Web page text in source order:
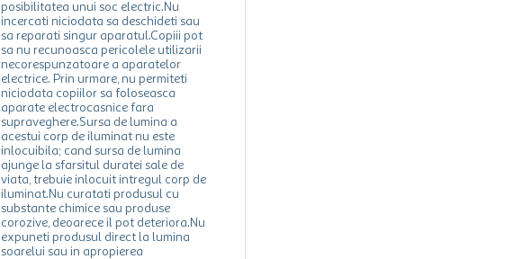
posibilitatea unui soc electric.Nu
incercati niciodata sa deschideti sau
sa reparati singur aparatul.Copiii pot
sa nu recunoasca pericolele utilizarii
necorespunzatoare a aparatelor
electrice. Prin urmare, nu permiteti
niciodata copiilor sa foloseasca
aparate electrocasnice fara
supraveghere.Sursa de lumina a
acestui corp de iluminat nu este
inlocuibila; cand sursa de lumina
ajunge la sfarsitul duratei sale de
viata, trebuie inlocuit intregul corp de
iluminat.Nu curatati produsul cu
substante chimice sau produse
corozive, deoarece il pot deteriora.Nu
expuneti produsul direct la lumina
soarelui sau in apropierea